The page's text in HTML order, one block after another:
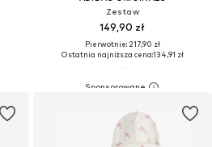
Zestaw
149,90 zł
Pierwotnie: 217,90 zł
Ostatnia najniższa cena:134,91 zł